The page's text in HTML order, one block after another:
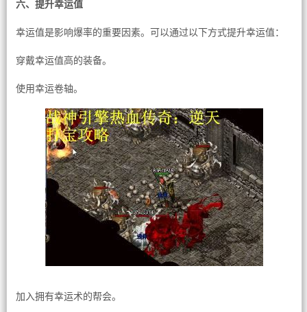
六、提升幸运值
幸运值是影响爆率的重要因素。可以通过以下方式提升幸运值：
穿戴幸运值高的装备。
使用幸运卷轴。
加入拥有幸运术的帮会。